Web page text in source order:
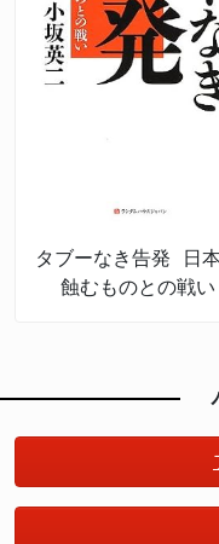
タブーなき告発 日
蝕むものとの戦い